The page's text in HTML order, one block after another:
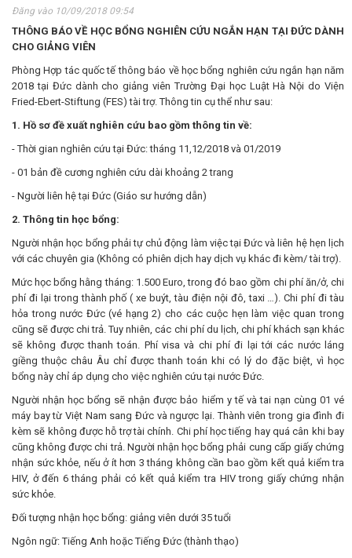
Đăng vào 10/09/2018 09:54
THÔNG BÁO VỀ HỌC BỔNG NGHIÊN CỨU NGẮN HẠN TẠI ĐỨC DÀNH
CHO GIẢNG VIÊN
Phòng Hợp tác quốc tế thông báo về học bổng nghiên cứu ngắn hạn năm
2018 tại Đức dành cho giảng viên Trường Đại học Luật Hà Nội do Viện
Fried-Ebert-Stiftung (FES) tài trợ. Thông tin cụ thể như sau:
1. Hồ sơ đề xuất nghiên cứu bao gồm thông tin về:
- Thời gian nghiên cứu tại Đức: tháng 11,12/2018 và 01/2019
- 01 bản đề cương nghiên cứu dài khoảng 2 trang
- Người liên hệ tại Đức (Giáo sư hướng dẫn)
2. Thông tin học bổng:
Người nhận học bổng phải tự chủ động làm việc tại Đức và liên hệ hẹn lịch
với các chuyên gia (Không có phiên dịch hay dịch vụ khác đi kèm/ tài trợ).
Mức học bổng hằng tháng: 1.500 Euro, trong đó bao gồm chi phí ăn/ở, chi
phí đi lại trong thành phố ( xe buýt, tàu điện nội đô, taxi …). Chi phí đi tàu
hỏa trong nước Đức (vé hạng 2) cho các cuộc hẹn làm việc quan trong
cũng sẽ được chi trả. Tuy nhiên, các chi phí du lịch, chi phí khách sạn khác
sẽ không được thanh toán. Phí visa và chi phí đi lại tới các nước láng
giềng thuộc châu Âu chỉ được thanh toán khi có lý do đặc biệt, vì học
bổng này chỉ áp dụng cho việc nghiên cứu tại nước Đức.
Người nhận học bổng sẽ nhận được bảo hiểm y tế và tai nạn cùng 01 vé
máy bay từ Việt Nam sang Đức và ngược lại. Thành viên trong gia đình đi
kèm sẽ không được hỗ trợ tài chính. Chi phí học tiếng hay quá cân khi bay
cũng không được chi trả. Người nhận học bổng phải cung cấp giấy chứng
nhận sức khỏe, nếu ở ít hơn 3 tháng không cần bao gồm kết quả kiểm tra
HIV, ở đến 6 tháng phải có kết quả kiểm tra HIV trong giấy chứng nhận
sức khỏe.
Đối tượng nhận học bổng: giảng viên dưới 35 tuổi
Ngôn ngữ: Tiếng Anh hoặc Tiếng Đức (thành thạo)